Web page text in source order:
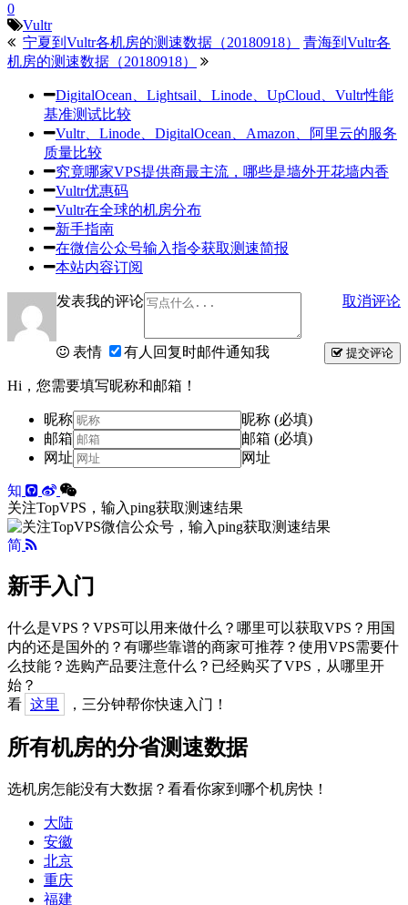
0
Vultr
宁夏到Vultr各机房的测速数据（20180918）
青海到Vultr各
机房的测速数据（20180918）
DigitalOcean、Lightsail、Linode、UpCloud、Vultr性能
基准测试比较
Vultr、Linode、DigitalOcean、Amazon、阿里云的服务
质量比较
究竟哪家VPS提供商最主流，哪些是墙外开花墙内香
Vultr优惠码
Vultr在全球的机房分布
新手指南
在微信公众号输入指令获取测速简报
本站内容订阅
发表我的评论 取消评论
提交评论
表情 有人回复时邮件通知我
Hi，您需要填写昵称和邮箱！
昵称
昵称 (必填)
邮箱
邮箱 (必填)
网址
网址
知
关注TopVPS，输入ping获取测速结果
简
新手入门
什么是VPS？VPS可以用来做什么？哪里可以获取VPS？用国
内的还是国外的？有哪些靠谱的商家可推荐？使用VPS需要什
么技能？选购产品要注意什么？已经购买了VPS，从哪里开
始？
看 这里 ，三分钟帮你快速入门！
所有机房的分省测速数据
选机房怎能没有大数据？看看你家到哪个机房快！
大陆
安徽
北京
重庆
福建